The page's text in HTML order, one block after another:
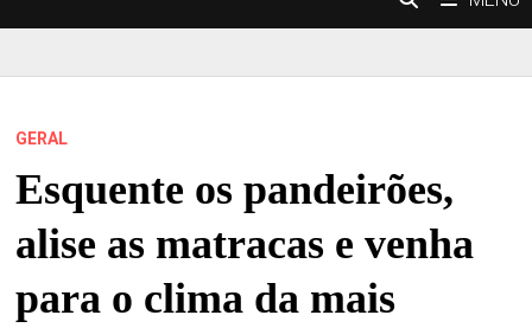
GERAL
Esquente os pandeirões,
alise as matracas e venha
para o clima da mais